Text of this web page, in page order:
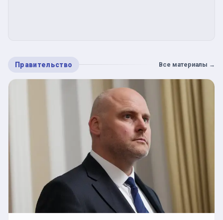
Правительство Все материалы →